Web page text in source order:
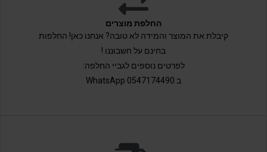
החלפת מוצרים
קיבלת את המוצר והמידה לא טובה? אנחנו כאן! החלפות
בחינם על חשבוננו !
לפרטים נוספים לגביי החלפה:
ב 0547174490 WhatsApp